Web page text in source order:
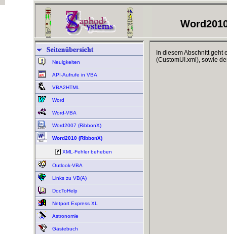
Neuigkeiten
API-Aufrufe in VBA
VBA2HTML
Word
Word-VBA
Word2007 (RibbonX)
Word2010 (RibbonX)
XML-Fehler beheben
Outlook-VBA
Links zu VB(A)
DocToHelp
Netport Express XL
Astronomie
Gästebuch
In diesem Abschnitt
(CustomUI.xml), sowie